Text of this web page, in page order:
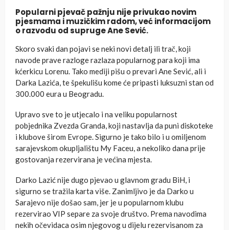
Popularni pjevač pažnju nije privukao novim
pjesmama i muzičkim radom, već informacijom
o razvodu od supruge Ane Sević.
Skoro svaki dan pojavi se neki novi detalj ili trač, koji
navode prave razloge razlaza popularnog para koji ima
kćerkicu Lorenu. Tako mediji pišu o prevari Ane Sević, ali i
Darka Lazića, te špekulišu kome će pripasti luksuzni stan od
300.000 eura u Beogradu.
Upravo sve to je utjecalo i na veliku popularnost
pobjednika Zvezda Granda, koji nastavlja da puni diskoteke
i klubove širom Evrope. Sigurno je tako bilo i u omiljenom
sarajevskom okupljalištu My Faceu, a nekoliko dana prije
gostovanja rezervirana je većina mjesta.
Darko Lazić nije dugo pjevao u glavnom gradu BiH, i
sigurno se tražila karta više. Zanimljivo je da Darko u
Sarajevo nije došao sam, jer je u popularnom klubu
rezervirao VIP separe za svoje društvo. Prema navodima
nekih očevidaca osim njegovog u dijelu rezervisanom za